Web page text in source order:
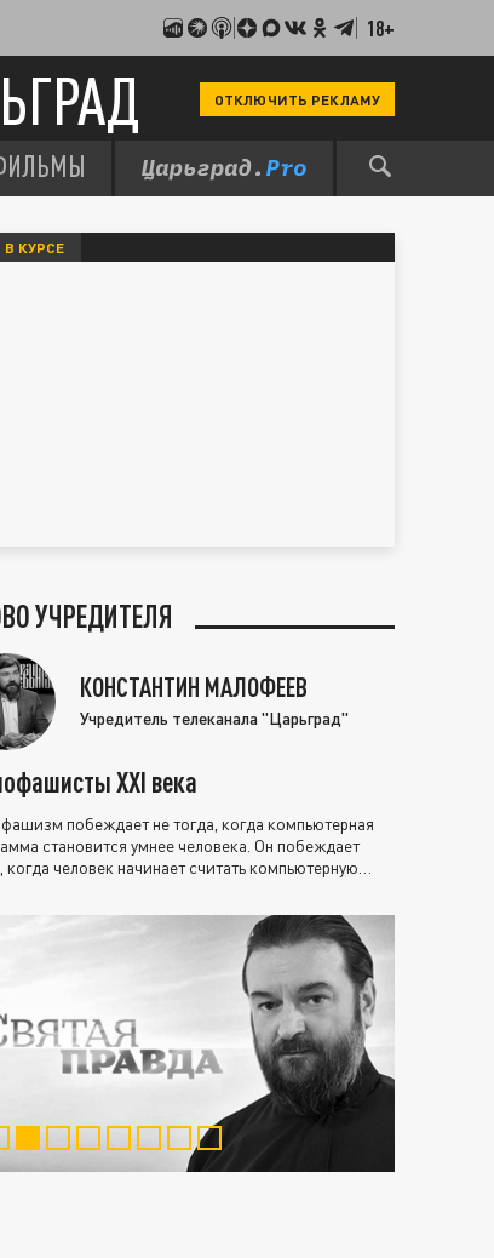
18+
ОТКЛЮЧИТЬ РЕКЛАМУ
КУРСЕ
УЧРЕДИТЕЛЯ
КОНСТАНТИН МАЛОФЕЕВ
Учредитель телеканала "Царьград"
XXI века
побеждает не тогда, когда компьютерная
становится умнее человека. Он побеждает
когда человек начинает считать компьютерную